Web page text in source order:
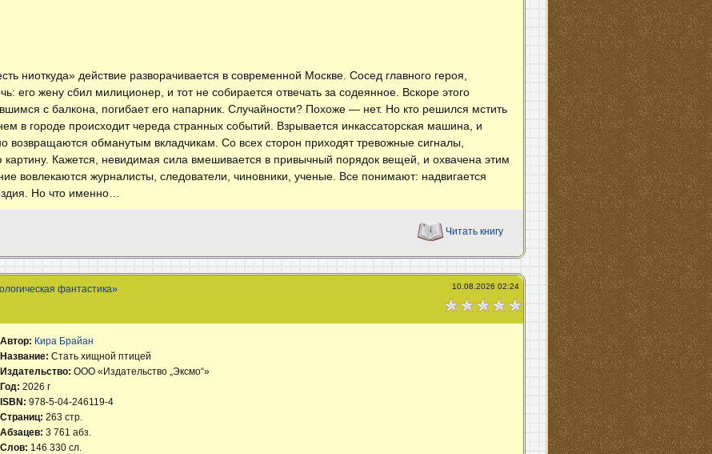
ниоткуда» действие разворачивается в современной Москве. Сосед главного героя,
его жену сбил милиционер, и тот не собирается отвечать за содеянное. Вскоре этого
с балкона, погибает его напарник. Случайности? Похоже — нет. Но кто решился мстить
в городе происходит череда странных событий. Взрывается инкассаторская машина, и
возвращаются обманутым вкладчикам. Со всех сторон приходят тревожные сигналы,
Кажется, невидимая сила вмешивается в привычный порядок вещей, и охвачена этим
вовлекаются журналисты, следователи, чиновники, ученые. Все понимают: надвигается
Но что именно…
Читать книгу
фантастика» 10.08.2026 02:24
Автор: Кира Брайан
Название:Стать хищной птицей
Издательство:ООО «Издательство „Эксмо“»
Год:2026 г
ISBN:978-5-04-246119-4
Страниц:263 стр.
Абзацев:3 761 абз.
Слов: 146 330 сл.